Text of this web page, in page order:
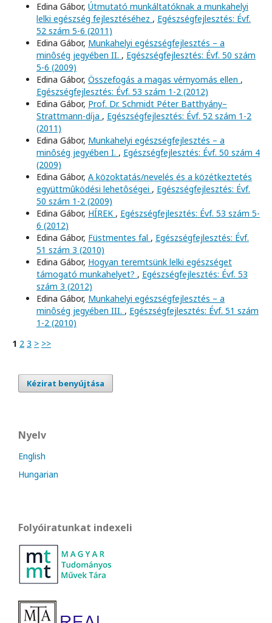
Edina Gábor, Útmutató munkáltatóknak a munkahelyi
lelki egészség fejlesztéséhez , Egészségfejlesztés: Évf.
52 szám 5-6 (2011)
Edina Gábor, Munkahelyi egészségfejlesztés – a
minôség jegyében II. , Egészségfejlesztés: Évf. 50 szám
5-6 (2009)
Edina Gábor, Összefogás a magas vérnyomás ellen ,
Egészségfejlesztés: Évf. 53 szám 1-2 (2012)
Edina Gábor, Prof. Dr. Schmidt Péter Batthyány–
Strattmann-díja , Egészségfejlesztés: Évf. 52 szám 1-2
(2011)
Edina Gábor, Munkahelyi egészségfejlesztés – a
minôség jegyében I. , Egészségfejlesztés: Évf. 50 szám 4
(2009)
Edina Gábor, A közoktatás/nevelés és a közétkeztetés
együttmûködési lehetôségei , Egészségfejlesztés: Évf.
50 szám 1-2 (2009)
Edina Gábor, HÍREK , Egészségfejlesztés: Évf. 53 szám 5-
6 (2012)
Edina Gábor, Füstmentes fal , Egészségfejlesztés: Évf.
51 szám 3 (2010)
Edina Gábor, Hogyan teremtsünk lelki egészséget
támogató munkahelyet? , Egészségfejlesztés: Évf. 53
szám 3 (2012)
Edina Gábor, Munkahelyi egészségfejlesztés – a
minôség jegyében III. , Egészségfejlesztés: Évf. 51 szám
1-2 (2010)
1 2 3 > >>
Kézirat benyújtása
Nyelv
English
Hungarian
Folyóiratunkat indexeli